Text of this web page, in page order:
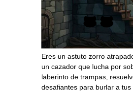
Eres un astuto zorro
un cazador que lucha por
laberinto de trampas,
desafiantes para burlar a